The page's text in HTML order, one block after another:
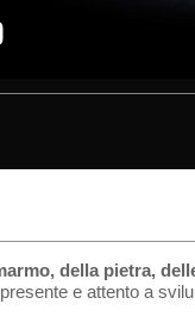
della pietra,
e attento a